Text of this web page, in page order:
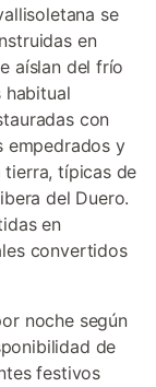
se
en
aíslan del frío
habitual
con
empedrados y
tierra, típicas de
del Duero.
en
convertidos
noche según
de
festivos